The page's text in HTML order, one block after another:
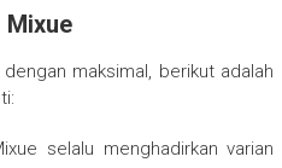
Mixue
maksimal, berikut adalah
selalu menghadirkan varian